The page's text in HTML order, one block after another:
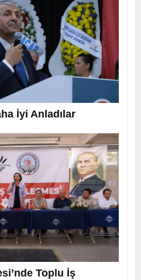
İyi Anladılar
Toplu İş